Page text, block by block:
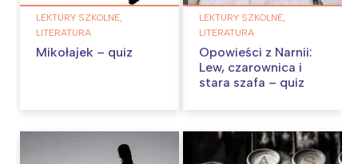
LEKTURY SZKOLNE,
LITERATURA
Mikołajek – quiz
LEKTURY SZKOLNE,
LITERATURA
Opowieści z Narnii:
Lew, czarownica i
stara szafa – quiz